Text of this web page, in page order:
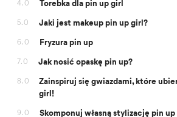
4.0 Torebka dla pin up girl
5.0 Jaki jest makeup pin up girl?
6.0 Fryzura pin up
7.0 Jak nosić opaskę pin up?
8.0
Zainspiruj się gwiazdami, które
girl!
9.0 Skomponuj własną stylizację pin up